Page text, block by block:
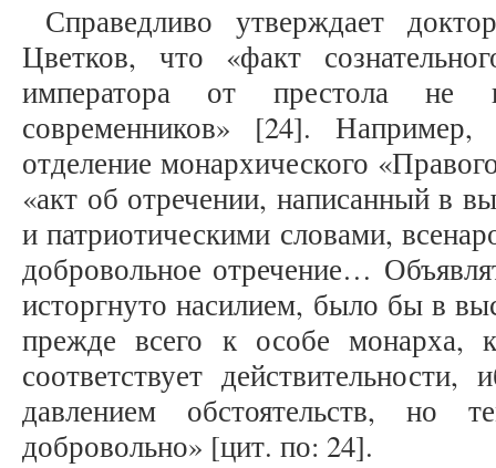
Справедливо утверждает
Цветков, что «факт
императора от престола
современников» [24].
отделение монархического
«акт об отречении, написанный в
и патриотическими словами,
добровольное отречение…
исторгнуто насилием, было бы в
прежде всего к особе монарха,
соответствует
давлением обстоятельств, но
добровольно» [цит. по: 24].